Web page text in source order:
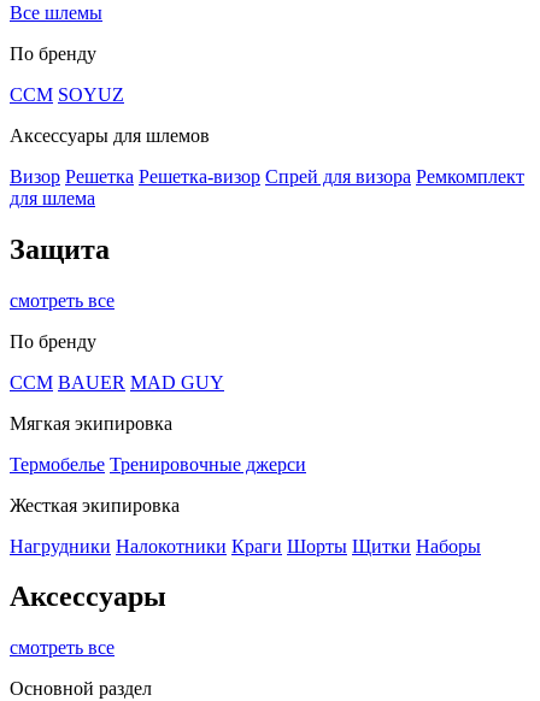
Все шлемы
По бренду
CCM SOYUZ
Аксессуары для шлемов
Визор Решетка Решетка-визор Спрей для визора Ремкомплект
для шлема
Защита
смотреть все
По бренду
CCM BAUER MAD GUY
Мягкая экипировка
Термобелье Тренировочные джерси
Жесткая экипировка
Нагрудники Налокотники Краги Шорты Щитки Наборы
Аксессуары
смотреть все
Основной раздел